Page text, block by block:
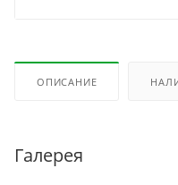
ОПИСАНИЕ
Галерея